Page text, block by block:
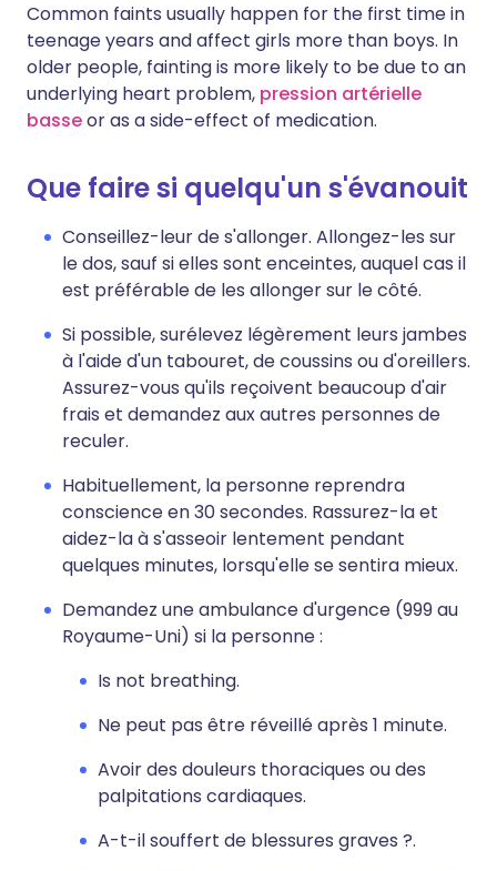
Common faints usually happen for the first time in
teenage years and affect girls more than boys. In
older people, fainting is more likely to be due to an
underlying heart problem, pression artérielle
basseor as a side-effect of medication.
Que faire si quelqu'un s'évanouit
Conseillez-leur de s'allonger. Allongez-les sur
le dos, sauf si elles sont enceintes, auquel cas il
est préférable de les allonger sur le côté.
Si possible, surélevez légèrement leurs jambes
à l'aide d'un tabouret, de coussins ou d'oreillers.
Assurez-vous qu'ils reçoivent beaucoup d'air
frais et demandez aux autres personnes de
reculer.
Habituellement, la personne reprendra
conscience en 30 secondes. Rassurez-la et
aidez-la à s'asseoir lentement pendant
quelques minutes, lorsqu'elle se sentira mieux.
Demandez une ambulance d'urgence (999 au
Royaume-Uni) si la personne :
Is not breathing.
Ne peut pas être réveillé après 1 minute.
Avoir des douleurs thoraciques ou des
palpitations cardiaques.
A-t-il souffert de blessures graves ?.